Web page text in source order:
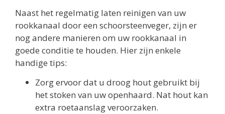
Naast het regelmatig laten reinigen van uw
rookkanaal door een schoorsteenveger, zijn er
nog andere manieren om uw rookkanaal in
goede conditie te houden. Hier zijn enkele
handige tips:
Zorg ervoor dat u droog hout gebruikt bij
het stoken van uw openhaard. Nat hout kan
extra roetaanslag veroorzaken.